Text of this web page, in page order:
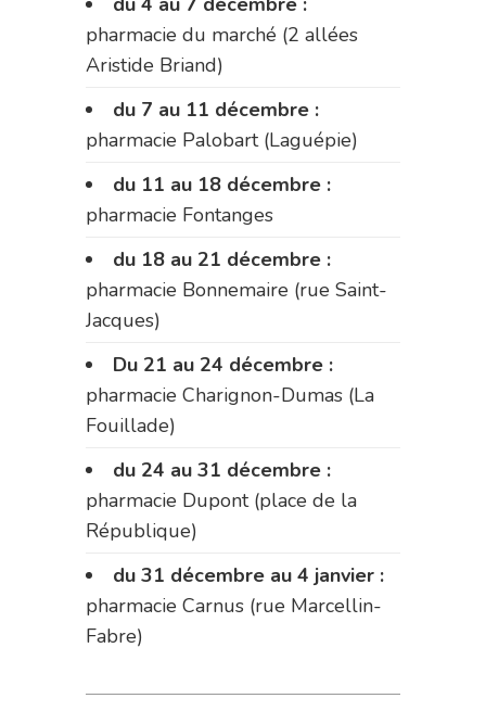
pharmacie du marché (2 allées
Aristide Briand)
du 7 au 11 décembre :
pharmacie Palobart (Laguépie)
du 11 au 18 décembre :
pharmacie Fontanges
du 18 au 21 décembre :
pharmacie Bonnemaire (rue Saint-
Jacques)
Du 21 au 24 décembre :
pharmacie Charignon-Dumas (La
Fouillade)
du 24 au 31 décembre :
pharmacie Dupont (place de la
République)
du 31 décembre au 4 janvier :
pharmacie Carnus (rue Marcellin-
Fabre)